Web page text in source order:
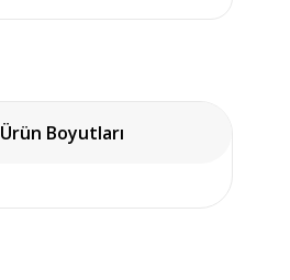
Ürün Boyutları